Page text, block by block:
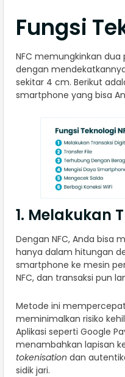
Fungsi
NFC memungkinkan
dengan
sekitar 4 cm. Berikut
smartphone yang bisa
1. Melakukan
Dengan NFC, Anda bisa
hanya dalam hitungan
smartphone ke mesin
NFC, dan transaksi pun
Metode ini
meminimalkan risiko
Aplikasi seperti Google
menambahkan lapisan
tokenisation dan
sidik jari.